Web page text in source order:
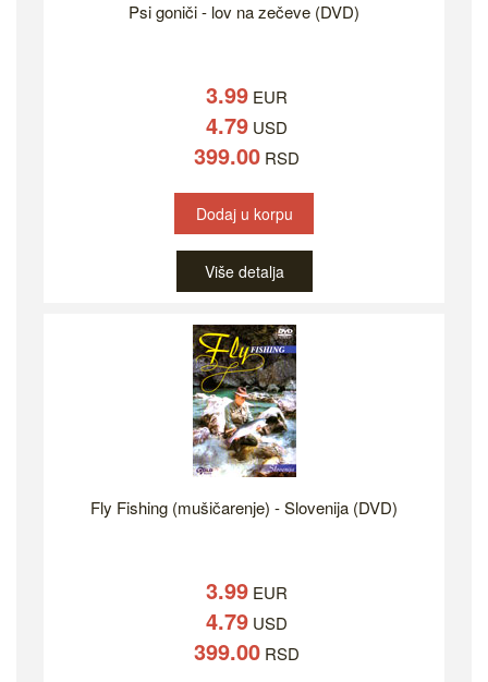
Psi goniči - lov na zečeve (DVD)
3.99 EUR
4.79 USD
399.00 RSD
Dodaj u korpu
Više detalja
Fly Fishing (mušičarenje) - Slovenija (DVD)
3.99 EUR
4.79 USD
399.00 RSD